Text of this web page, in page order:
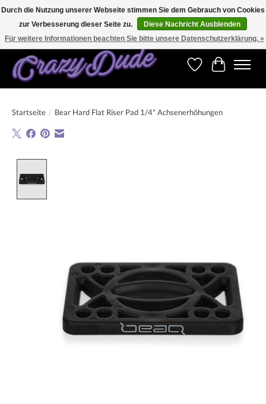
Versandkostenfrei bestellen ab CHF 200.00 in der Schweiz und ab EUR 250.00 in den
meisten Ländern weltweit.
Wunschzettel
Ihr
Startseite / Bear Hard Flat Riser Pad 1/4" Achsenerhöhungen
Durch die Nutzung unserer Webseite stimmen Sie dem Gebrauch von Cookies
zur Verbesserung dieser Seite zu.
Diese Nachricht Ausblenden
Für weitere Informationen beachten Sie bitte unsere Datenschutzerklärung. »